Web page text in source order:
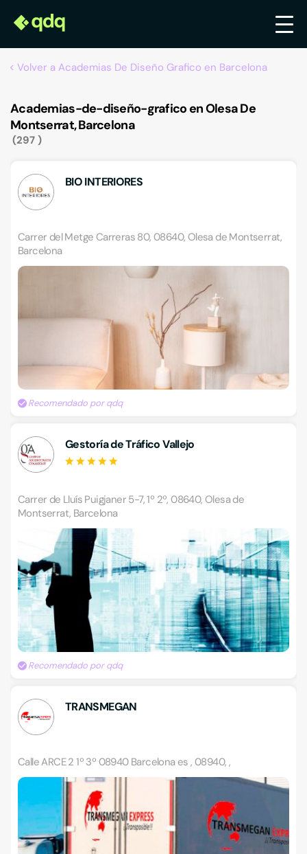
Volver a Academias De Diseño Grafico en Barcelona
Academias-de-diseño-grafico en Olesa De
Montserrat, Barcelona
297
BIO INTERIORES
Carrer del Metge Carreras 80, 08640, Olesa de Montserrat,
Barcelona
Recomendado por qdq
Gestoría de Tráfico Vallejo
Carrer de Lluís Puigjaner 5-7, 1º 2º, 08640, Olesa de
Montserrat, Barcelona
Recomendado por qdq
TRANSMEGAN
Calle ARCE 2 1º 3º 08940 Barcelona es , 08940, ,